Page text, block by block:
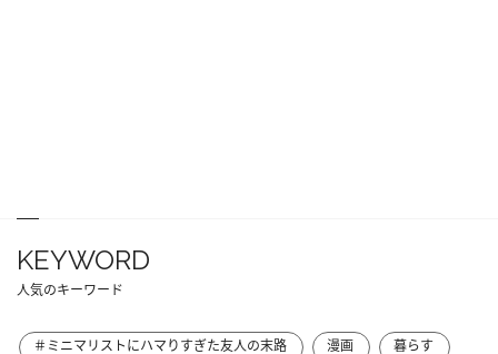
KEYWORD
人気のキーワード
＃ミニマリストにハマりすぎた友人の末路 漫画
暮らす